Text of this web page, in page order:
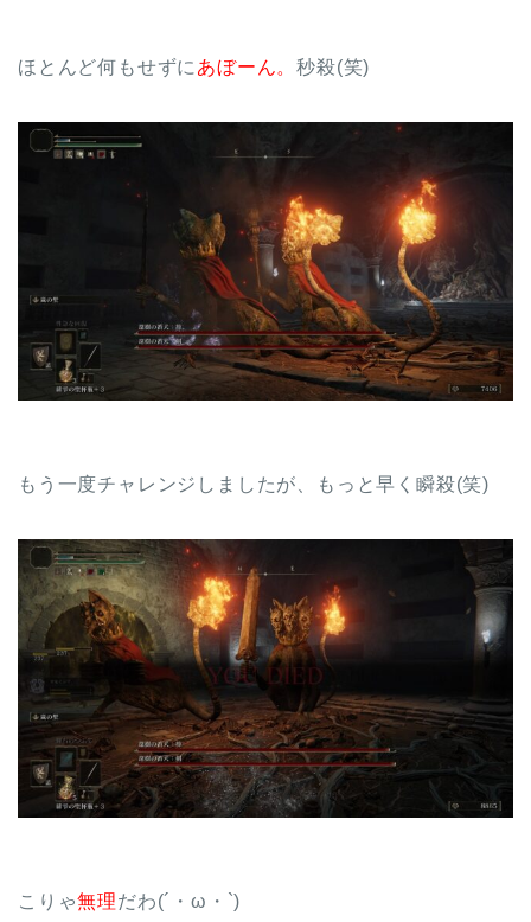
ほとんど何もせずに あぼーん。秒殺(笑)
もう一度チャレンジしましたが、もっと早く瞬殺(笑)
こりゃ無理だわ(´・ω・`)